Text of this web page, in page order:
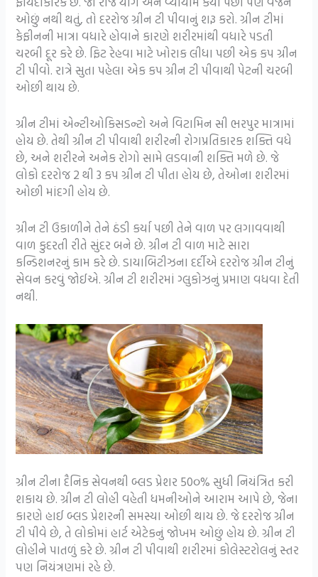
ઓછું નથી થતું, તો દરરોજ ગ્રીન ટી પીવાનું શરૂ કરો. ગ્રીન ટીમાં
કેફીનની માત્રા વધારે હોવાને કારણે શરીરમાંથી વધારે પડતી
ચરબી દૂર કરે છે. ફિટ રેહવા માટે ખોરાક લીધા પછી એક કપ ગ્રીન
ટી પીવો. રાત્રે સુતા પહેલા એક કપ ગ્રીન ટી પીવાથી પેટની ચરબી
ઓછી થાય છે.
ગ્રીન ટીમાં એન્ટીઓકિસડન્ટો અને વિટામિન સી ભરપુર માત્રામાં
હોય છે. તેથી ગ્રીન ટી પીવાથી શરીરની રોગપ્રતિકારક શક્તિ વધે
છે, અને શરીરને અનેક રોગો સામે લડવાની શક્તિ મળે છે. જે
લોકો દરરોજ 2 થી 3 કપ ગ્રીન ટી પીતા હોય છે, તેઓના શરીરમાં
ઓછી માંદગી હોય છે.
ગ્રીન ટી ઉકાળીને તેને ઠંડી કર્યા પછી તેને વાળ પર લગાવવાથી
વાળ કુદરતી રીતે સુંદર બને છે. ગ્રીન ટી વાળ માટે સારા
કન્ડિશનરનું કામ કરે છે. ડાયાબિટીઝના દર્દીએ દરરોજ ગ્રીન ટીનું
સેવન કરવું જોઈએ. ગ્રીન ટી શરીરમાં ગ્લુકોઝનું પ્રમાણ વધવા દેતી
નથી.
ગ્રીન ટીના દૈનિક સેવનથી બ્લડ પ્રેશર 50૦% સુધી નિયંત્રિત કરી
શકાય છે. ગ્રીન ટી લોહી વહેતી ધમનીઓને આરામ આપે છે, જેના
કારણે હાઈ બ્લડ પ્રેશરની સમસ્યા ઓછી થાય છે. જે દરરોજ ગ્રીન
ટી પીવે છે, તે લોકોમાં હાર્ટ એટેકનું જોખમ ઓછું હોય છે. ગ્રીન ટી
લોહીને પાતળું કરે છે. ગ્રીન ટી પીવાથી શરીરમાં કોલેસ્ટરોલનું સ્તર
પણ નિયંત્રણમાં રહે છે.